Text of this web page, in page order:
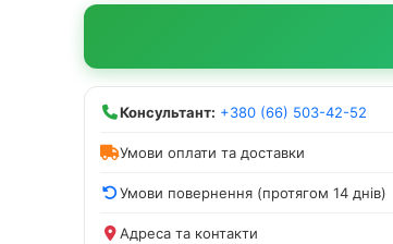
Консультант: +380 (66) 503-42-52
Умови оплати та доставки
Умови повернення (протягом 14 днів)
Адреса та контакти